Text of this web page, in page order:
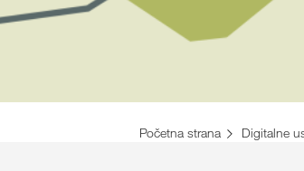
Početna strana Digitalne